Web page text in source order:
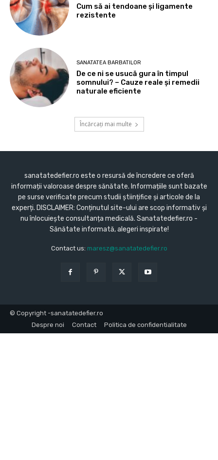
Cum să ai tendoane şi ligamente
rezistente
SANATATEA BARBATILOR
De ce ni se usucă gura în timpul
somnului? – Cauze reale și remedii
naturale eficiente
Încărcați mai multe
sanatatedefier.ro este o resursă de încredere ce oferă
informații valoroase despre sănătate. Informațiile sunt bazate
pe surse verificate precum studii științifice și articole de la
experți. DISCLAIMER: Conținutul site-ului are scop informativ și
nu înlocuiește consultanța medicală. Sanatatedefier.ro -
Sănătate informată, alegeri inspirate!
Contact us: maresz@sanatatedefier.ro
© Copyright -sanatatedefier.ro
Despre noi
Contact Politica de confidentialitate